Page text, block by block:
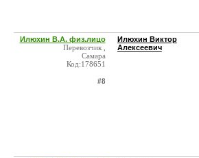
Илюхин В.А. физ.лицо
Перевозчик ,
Самара
Код:178651
#8
Илюхин Виктор
Алексеевич